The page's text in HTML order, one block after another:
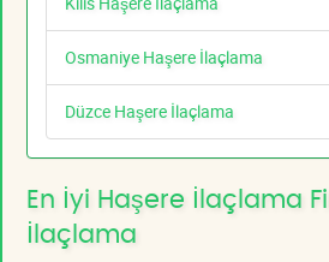
Osmaniye Haşere İlaçlama
Düzce Haşere İlaçlama
En İyi Haşere İlaçlama
İlaçlama